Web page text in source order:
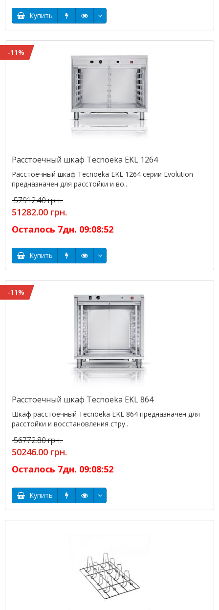
Купить
-11%
Расстоечный шкаф Tecnoeka EKL 1264
Расстоечный шкаф Tecnoeka EKL 1264 серии Evolution
предназначен для расстойки и во..
57912.40 грн.
51282.00 грн.
Осталось 7дн. 09:08:52
Купить
-11%
Расстоечный шкаф Tecnoeka EKL 864
Шкаф расстоечный Tecnoeka EKL 864 предназначен для
расстойки и восстановления стру..
56772.80 грн.
50246.00 грн.
Осталось 7дн. 09:08:52
Купить